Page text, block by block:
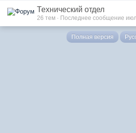
Технический отдел
26 тем · Последнее сообщение
Полная версия